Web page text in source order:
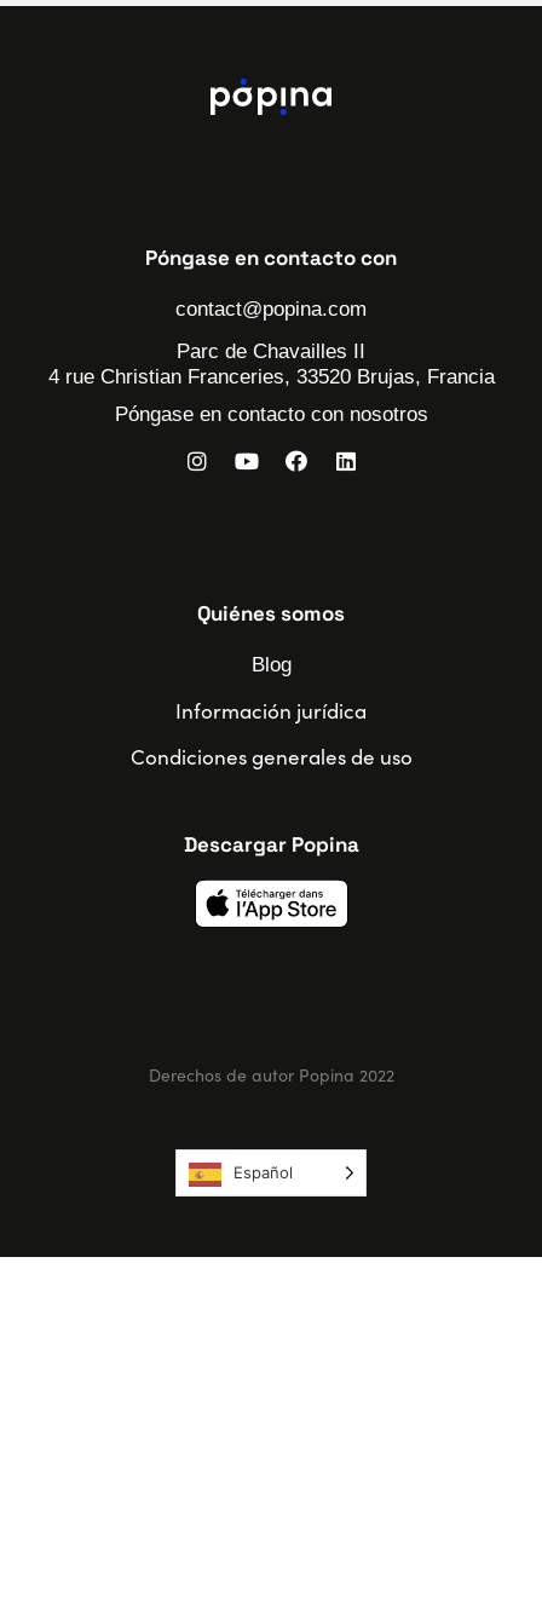
Póngase en contacto con
contact@popina.com
Parc de Chavailles II
4 rue Christian Franceries, 33520 Brujas, Francia
Póngase en contacto con nosotros
Quiénes somos
Blog
Información jurídica
Condiciones generales de uso
Descargar Popina
Derechos de autor Popina 2022
Español